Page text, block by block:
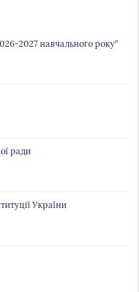
2027 навчального року”
ради
України